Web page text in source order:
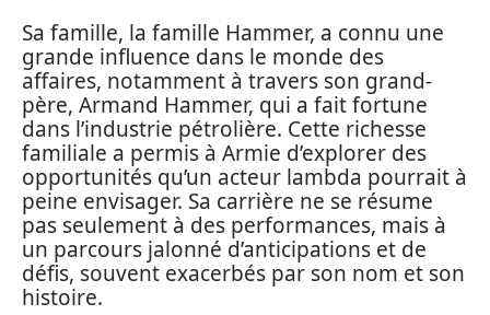
Sa famille, la famille Hammer, a connu une
grande influence dans le monde des
affaires, notamment à travers son grand-
père, Armand Hammer, qui a fait fortune
dans l’industrie pétrolière. Cette richesse
familiale a permis à Armie d’explorer des
opportunités qu’un acteur lambda pourrait à
peine envisager. Sa carrière ne se résume
pas seulement à des performances, mais à
un parcours jalonné d’anticipations et de
défis, souvent exacerbés par son nom et son
histoire.